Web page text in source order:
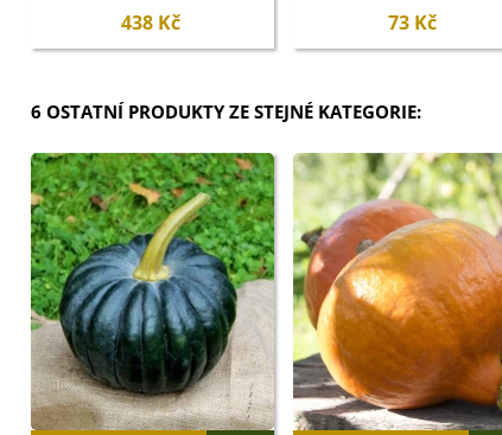
438 Kč 73 Kč
6 OSTATNÍ PRODUKTY ZE STEJNÉ KATEGORIE: